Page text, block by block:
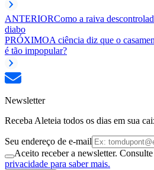
ANTERIORComo a raiva
diabo
PRÓXIMOA ciência diz que o
é tão impopular?
Newsletter
Receba Aleteia todos os dias em sua
Seu endereço de e-mail
Aceito receber a newsletter. Consulte
privacidade para saber mais.